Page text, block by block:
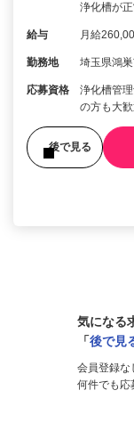
浄化槽が
給与 月給
勤務地 埼玉県鴻
応募資格
浄化槽管
の方も大歓
後で見る
気になる
「後で見
会員登録な
何件でも応